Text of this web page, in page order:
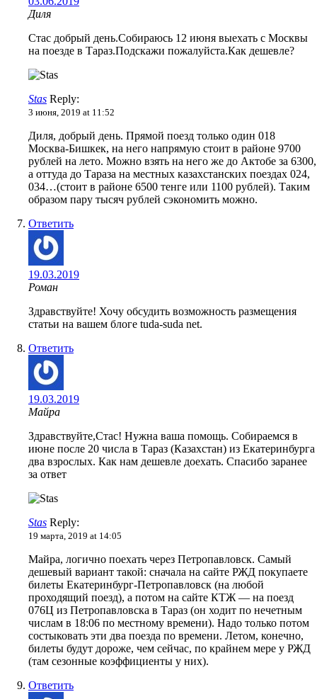
Диля
Стас добрый день.Собираюсь 12 июня выехать с Москвы
на поезде в Тараз.Подскажи пожалуйста.Как дешевле?
Stas Reply:
3 июня, 2019 at 11:52
Диля, добрый день. Прямой поезд только один 018
Москва-Бишкек, на него напрямую стоит в районе 9700
рублей на лето. Можно взять на него же до Актобе за 6300,
а оттуда до Тараза на местных казахстанских поездах 024,
034…(стоит в районе 6500 тенге или 1100 рублей). Таким
образом пару тысяч рублей сэкономить можно.
Ответить
19.03.2019
Роман
Здравствуйте! Хочу обсудить возможность размещения
статьи на вашем блоге tuda-suda net.
Ответить
19.03.2019
Майра
Здравствуйте,Стас! Нужна ваша помощь. Собираемся в
июне после 20 числа в Тараз (Казахстан) из Екатеринбурга
два взрослых. Как нам дешевле доехать. Спасибо заранее
за ответ
Stas Reply:
19 марта, 2019 at 14:05
Майра, логично поехать через Петропавловск. Самый
дешевый вариант такой: сначала на сайте РЖД покупаете
билеты Екатеринбург-Петропавловск (на любой
проходящий поезд), а потом на сайте КТЖ — на поезд
076Ц из Петропавловска в Тараз (он ходит по нечетным
числам в 18:06 по местному времени). Надо только потом
состыковать эти два поезда по времени. Летом, конечно,
билеты будут дороже, чем сейчас, по крайнем мере у РЖД
(там сезонные коэффициенты у них).
Ответить